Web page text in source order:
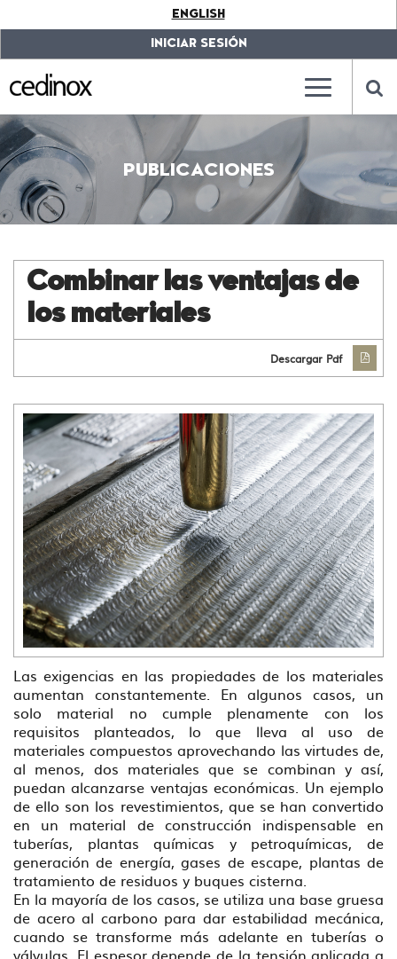
label.access.jump.content???
???
label.access.jump.header???
label.access.jump.footer???
???
label.access.jump.menu???
ENGLISH
INICIAR SESIÓN
???
???
PUBLICACIONES
Combinar las ventajas de
los materiales
Descargar Pdf
Las exigencias en las propiedades de los materiales
aumentan constantemente. En algunos casos, un
solo material no cumple plenamente con los
requisitos planteados, lo que lleva al uso de
materiales compuestos aprovechando las virtudes de,
al menos, dos materiales que se combinan y así,
puedan alcanzarse ventajas económicas. Un ejemplo
de ello son los revestimientos, que se han convertido
en un material de construcción indispensable en
tuberías, plantas químicas y petroquímicas, de
generación de energía, gases de escape, plantas de
tratamiento de residuos y buques cisterna.
En la mayoría de los casos, se utiliza una base gruesa
de acero al carbono para dar estabilidad mecánica,
cuando se transforme más adelante en tuberías o
válvulas. El espesor depende de la tensión aplicada a